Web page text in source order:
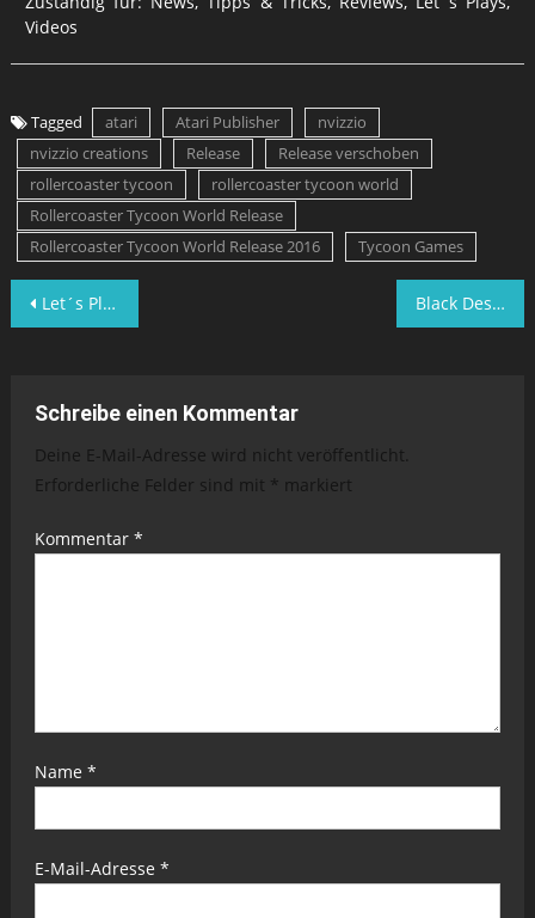
Videos
Tagged atari Atari Publisher
nvizzio
nvizzio creations
Release
Release verschoben
rollercoaster tycoon
rollercoaster tycoon world
Rollercoaster Tycoon World Release
Rollercoaster Tycoon World Release 2016
Tycoon Games
Beitragsnavigation
Let´s Play Together Trine Enchanted Edition – Folge 10 Black Desert Online – ab sofort vorbestellbar
Schreibe einen Kommentar
Deine E-Mail-Adresse wird nicht veröffentlicht.
Erforderliche Felder sind mit * markiert
Kommentar *
Name *
E-Mail-Adresse *